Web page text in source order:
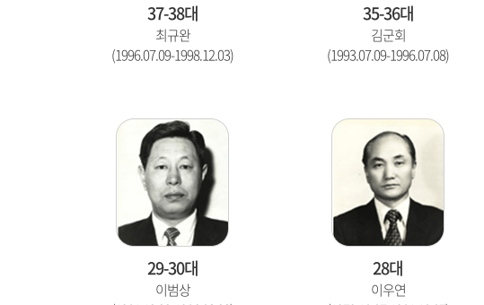
37-38대
최규완
(1996.07.09-1998.12.03)
35-36대
김군회
(1993.07.09-1996.07.08)
29-30대
이범상
28대
이우연